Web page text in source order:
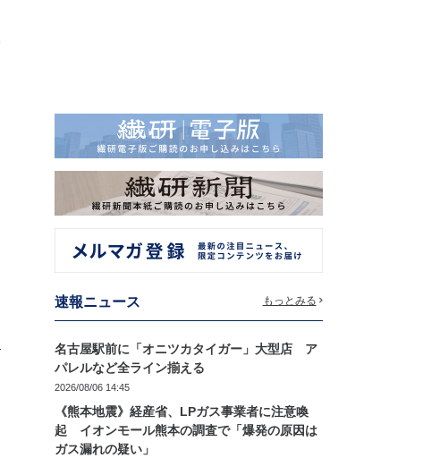
速報ニュース もっとみる
名古屋駅前に「オニツカタイガー」大型店 ア
パレルなど全ライン揃える
2026/08/06 14:45
《熊本地震》経産省、LPガス事業者に注意喚
起 イオンモール熊本の調査で「爆発の原因は
ガス漏れの疑い」